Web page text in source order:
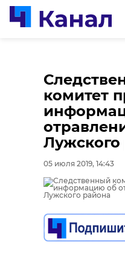
комитет
Лужского
05 июля 2019, 14:43
0:00
В
0:00
В